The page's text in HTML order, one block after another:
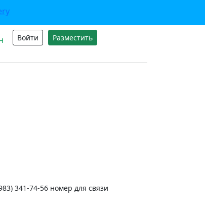
Войти Разместить
341-74-56 номер для связи